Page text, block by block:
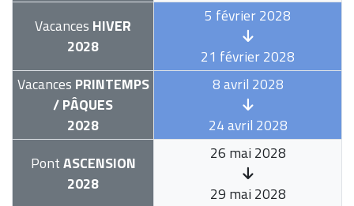
Vacances HIVER
2028
5 février 2028
21 février 2028
Vacances PRINTEMPS
/ PÂQUES
2028
8 avril 2028
24 avril 2028
PontASCENSION
2028
26 mai 2028
29 mai 2028